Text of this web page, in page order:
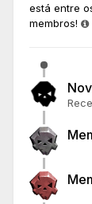
está entre
membros!